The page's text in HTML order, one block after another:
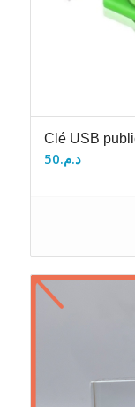
Clé USB
د.م.50